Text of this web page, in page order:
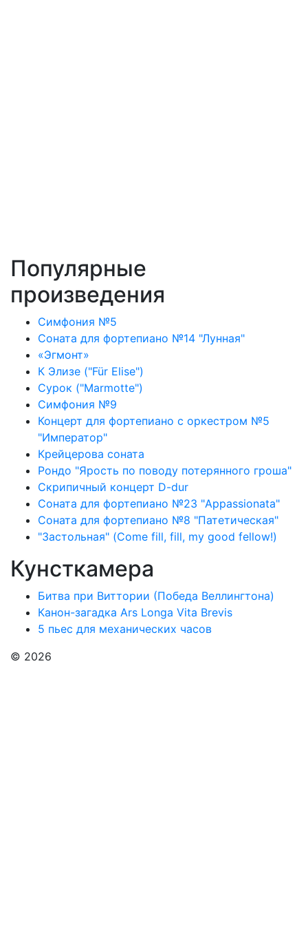
Популярные
произведения
Симфония №5
Соната для фортепиано №14 "Лунная"
«Эгмонт»
К Элизе ("Für Elise")
Сурок ("Marmotte")
Симфония №9
Концерт для фортепиано с оркестром №5
"Император"
Крейцерова соната
Рондо "Ярость по поводу потерянного гроша"
Скрипичный концерт D-dur
Соната для фортепиано №23 "Appassionata"
Соната для фортепиано №8 "Патетическая"
"Застольная" (Come fill, fill, my good fellow!)
Кунсткамера
Битва при Виттории (Победа Веллингтона)
Канон-загадка Ars Longa Vita Brevis
5 пьес для механических часов
© 2026